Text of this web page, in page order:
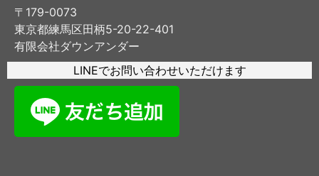
〒179-0073
東京都練馬区田柄5-20-22-401
有限会社ダウンアンダー
LINEでお問い合わせいただけます